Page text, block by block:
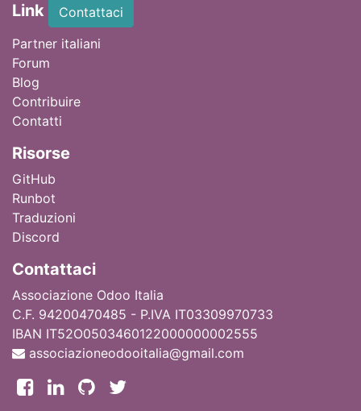
Link
Contattaci
Partner italiani
Forum
Blog
Contribuire
Contatti
Risorse
GitHub
Runbot
Traduzioni
Discord
Contattaci
Associazione Odoo Italia
C.F. 94200470485 - P.IVA IT03309970733
IBAN IT52O0503460122000000002555
associazioneodooitalia@gmail.com